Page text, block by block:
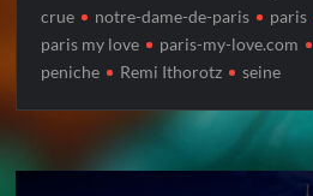
crue notre-dame-de-paris paris
paris my love
paris-my-love.com
peniche
Remi Ithorotz seine